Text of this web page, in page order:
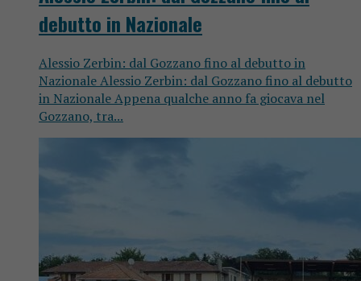
debutto in Nazionale
Alessio Zerbin: dal Gozzano fino al debutto in
Nazionale Alessio Zerbin: dal Gozzano fino al debutto
in Nazionale Appena qualche anno fa giocava nel
Gozzano, tra...